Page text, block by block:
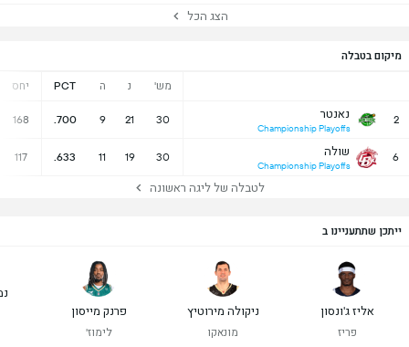
מיקום בטבלה
מש' נ ה PCT יחס
2 נאנטר
Championship Playoffs
30
21
9
.700
168
6 שולה
Championship Playoffs
30
19
11
.633
117
לטבלה של ליגה ראשונה
הצג הכל
ייתכן שתתעניינו ב
אליז ג'ונסון
פריז
ניקולה מירוטיץ
מונאקו
פרנק מייסון
לימוז'